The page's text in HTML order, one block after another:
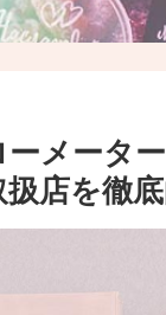
ーメータ
店を徹